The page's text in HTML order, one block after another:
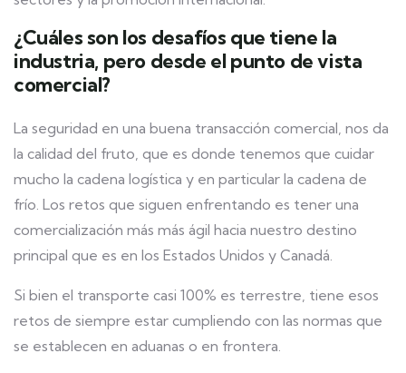
¿Cuáles son los desafíos que tiene la
industria, pero desde el punto de vista
comercial?
La seguridad en una buena transacción comercial, nos da
la calidad del fruto, que es donde tenemos que cuidar
mucho la cadena logística y en particular la cadena de
frío. Los retos que siguen enfrentando es tener una
comercialización más más ágil hacia nuestro destino
principal que es en los Estados Unidos y Canadá.
Si bien el transporte casi 100% es terrestre, tiene esos
retos de siempre estar cumpliendo con las normas que
se establecen en aduanas o en frontera.